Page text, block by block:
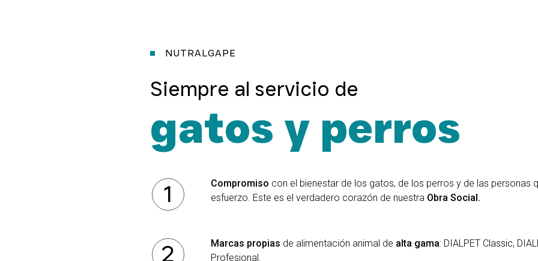
NUTRALGAPE
Siempre al servicio de
gatos y perros
Compromiso con el bienestar de los gatos, de los perros y de las personas
esfuerzo. Este es el verdadero corazón de nuestra Obra Social.
Marcas propias de alimentación animal de alta gama: DIALPET Classic,
Profesional.